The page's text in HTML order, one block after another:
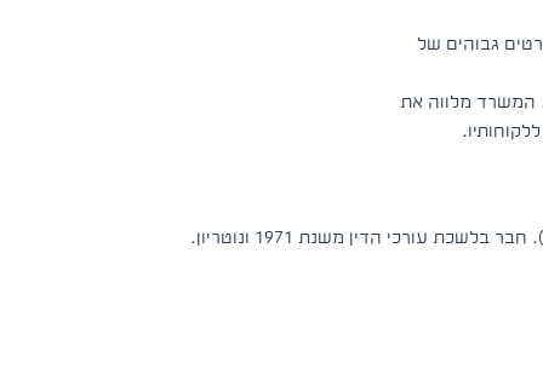
גבוהים של
המשרד מלווה את
עורכי הדין משנת 1971 ונוטריון.